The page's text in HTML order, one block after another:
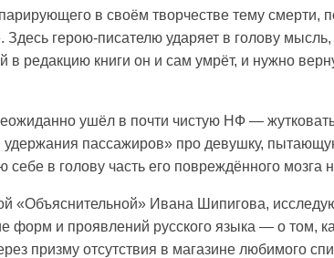
в своём творчестве тему смерти,
Здесь герою-писателю ударяет в голову мысль,
в редакцию книги он и сам умрёт, и нужно
ушёл в почти чистую НФ —
удержания пассажиров» про девушку,
в голову часть его повреждённого мозга
«Объяснительной» Ивана Шипигова,
форм и проявлений русского языка — о том,
призму отсутствия в магазине любимого